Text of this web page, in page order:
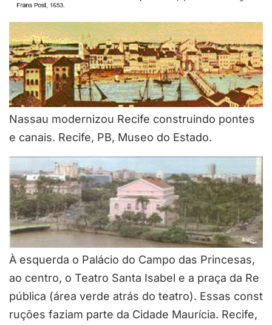
Nassau modernizou Recife construindo pontes
e canais. Recife, PB, Museo do Estado.
À esquerda o Palácio do Campo das Princesas,
ao centro, o Teatro Santa Isabel e a praça da Re
pública (área verde atrás do teatro). Essas const
ruções faziam parte da Cidade Maurícia. Recife,